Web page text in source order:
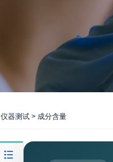
仪器测试 > 成分含量